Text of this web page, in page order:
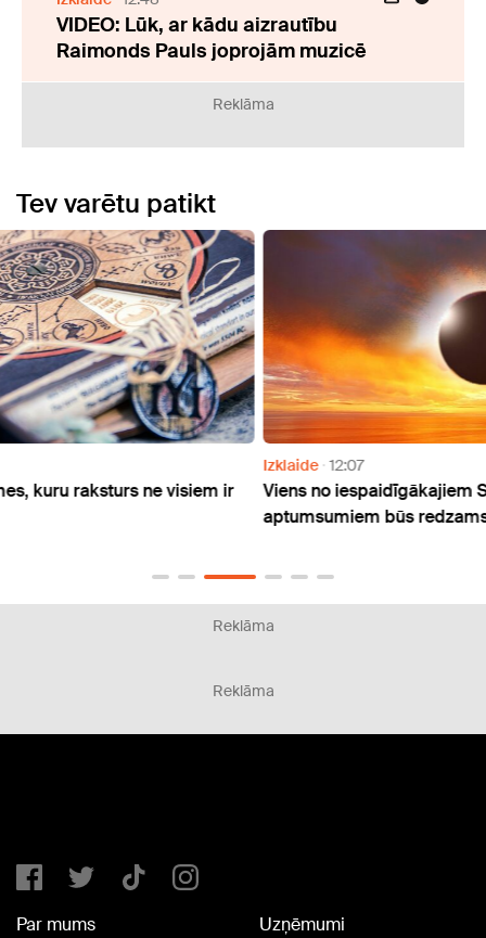
VIDEO: Lūk, ar kādu aizrautību
Raimonds Pauls joprojām muzicē
Reklāma
Tev varētu patikt
ir
Viens no iespaidīgākajiem Saules
aptumsumiem būs redzams arī Latvijā
Reklāma
Reklāma
Par mums
Uzņēmumi